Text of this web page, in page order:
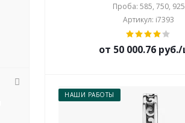
Проба: 585, 750, 925
Артикул: i7393
от 50 000.76
НАШИ РАБОТЫ